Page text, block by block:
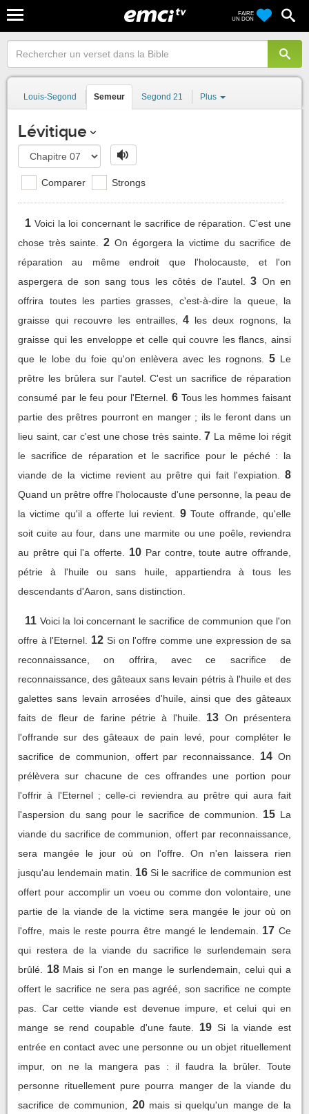
FAIRE
UN DON
Louis-Segond Semeur Segond 21 Plus
Lévitique
Comparer Strongs
1 Voici la loi concernant le sacrifice de réparation. C'est une
chose très sainte.
2 On égorgera la victime du sacrifice de
réparation au même endroit que l'holocauste, et l'on
aspergera de son sang tous les côtés de l'autel.
3 On en
offrira toutes les parties grasses, c'est-à-dire la queue, la
graisse qui recouvre les entrailles,
4 les deux rognons, la
graisse qui les enveloppe et celle qui couvre les flancs, ainsi
que le lobe du foie qu'on enlèvera avec les rognons.
5 Le
prêtre les brûlera sur l'autel. C'est un sacrifice de réparation
consumé par le feu pour l'Eternel. 6 Tous les hommes faisant
partie des prêtres pourront en manger ; ils le feront dans un
lieu saint, car c'est une chose très sainte. 7 La même loi régit
le sacrifice de réparation et le sacrifice pour le péché : la
viande de la victime revient au prêtre qui fait l'expiation.
8
Quand un prêtre offre l'holocauste d'une personne, la peau de
la victime qu'il a offerte lui revient.
9 Toute offrande, qu'elle
soit cuite au four, dans une marmite ou une poêle, reviendra
au prêtre qui l'a offerte.
10 Par contre, toute autre offrande,
pétrie à l'huile ou sans huile, appartiendra à tous les
descendants d'Aaron, sans distinction.
11 Voici la loi concernant le sacrifice de communion que l'on
offre à l'Eternel.
12 Si on l'offre comme une expression de sa
reconnaissance, on offrira, avec ce sacrifice de
reconnaissance, des gâteaux sans levain pétris à l'huile et des
galettes sans levain arrosées d'huile, ainsi que des gâteaux
faits de fleur de farine pétrie à l'huile.
13 On présentera
l'offrande sur des gâteaux de pain levé, pour compléter le
sacrifice de communion, offert par reconnaissance.
14 On
prélèvera sur chacune de ces offrandes une portion pour
l'offrir à l'Eternel ; celle-ci reviendra au prêtre qui aura fait
l'aspersion du sang pour le sacrifice de communion.
15 La
viande du sacrifice de communion, offert par reconnaissance,
sera mangée le jour où on l'offre. On n'en laissera rien
jusqu'au lendemain matin.
16 Si le sacrifice de communion est
offert pour accomplir un voeu ou comme don volontaire, une
partie de la viande de la victime sera mangée le jour où on
l'offre, mais le reste pourra être mangé le lendemain.
17 Ce
qui restera de la viande du sacrifice le surlendemain sera
brûlé.
18 Mais si l'on en mange le surlendemain, celui qui a
offert le sacrifice ne sera pas agréé, son sacrifice ne compte
pas. Car cette viande est devenue impure, et celui qui en
mange se rend coupable d'une faute.
19 Si la viande est
entrée en contact avec une personne ou un objet rituellement
impur, on ne la mangera pas : il faudra la brûler. Toute
personne rituellement pure pourra manger de la viande du
sacrifice de communion,
20 mais si quelqu'un mange de la